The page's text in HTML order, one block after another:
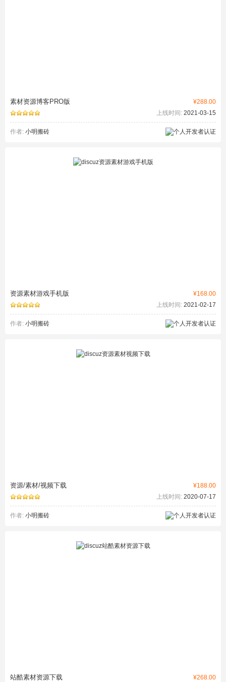
¥288.00
素材资源博客PRO版
上线时间: 2021-03-15
作者: 小明搬砖
¥168.00
资源素材游戏手机版
上线时间: 2021-02-17
作者: 小明搬砖
¥188.00
资源/素材/视频下载
上线时间: 2020-07-17
作者: 小明搬砖
¥268.00
站酷素材资源下载